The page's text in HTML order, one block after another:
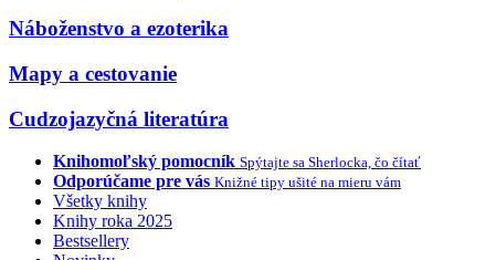
Náboženstvo a ezoterika
Mapy a cestovanie
Cudzojazyčná literatúra
Knihomoľský pomocník Spýtajte sa Sherlocka, čo čítať
Odporúčame pre vás Knižné tipy ušité na mieru vám
Všetky knihy
Knihy roka 2025
Bestsellery